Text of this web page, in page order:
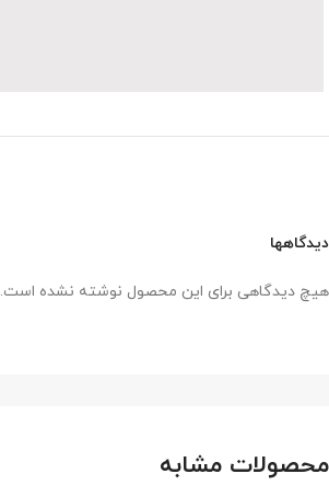
دیدگاهها
هیچ دیدگاهی برای این محصول نوشته نشده است.
محصولات مشابه